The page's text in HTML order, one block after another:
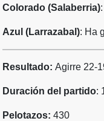
Colorado (Salaberria)
Azul (Larrazabal): Ha
Resultado: Agirre 22-
Duración del partido:
Pelotazos: 430